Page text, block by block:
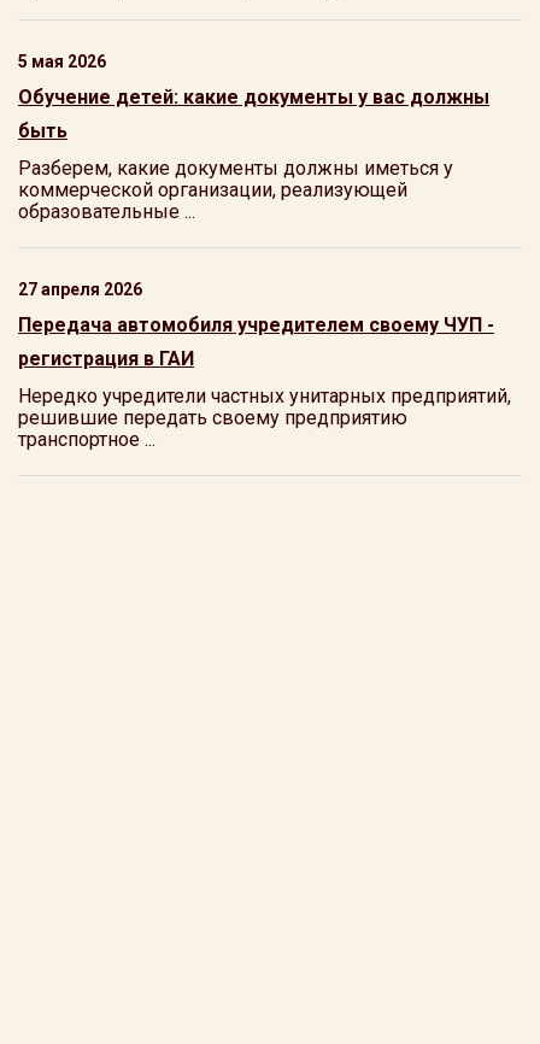
5 мая 2026
Обучение детей: какие документы у вас должны
быть
Разберем, какие документы должны иметься у
коммерческой организации, реализующей
образовательные ...
27 апреля 2026
Передача автомобиля учредителем своему ЧУП -
регистрация в ГАИ
Нередко учредители частных унитарных предприятий,
решившие передать своему предприятию
транспортное ...